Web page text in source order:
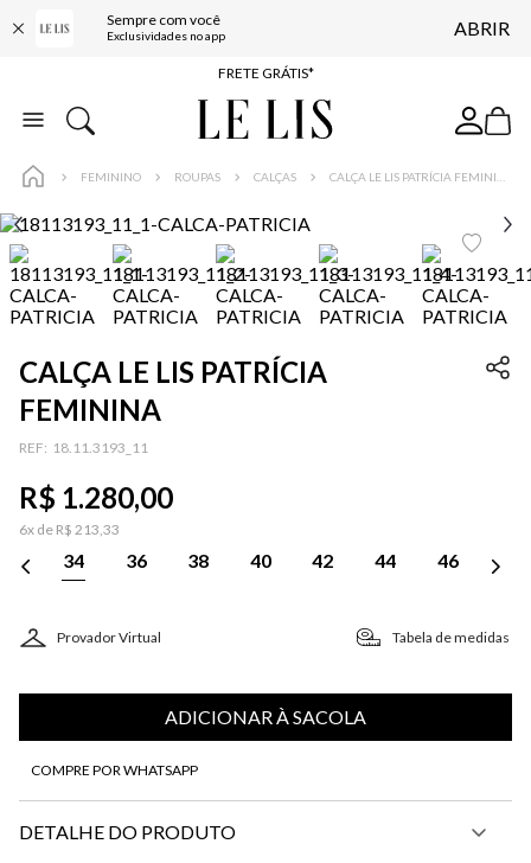
Sempre com você
Exclusividades no app ABRIR
ENTREGA EXPRESSA*
FRETE GRÁTIS*
BAIXE O APP
FEMININO ROUPAS CALÇAS
CALÇA LE LIS PATRÍCIA
FEMININA
: 18.11.3193_11
R$ 1.280,00
6x de R$ 213,33
34 36 38 40 42 44 46
Provador Virtual Tabela de medidas
ADICIONAR À SACOLA
COMPRE POR WHATSAPP
DETALHE DO PRODUTO